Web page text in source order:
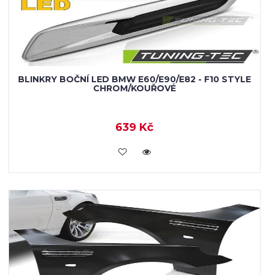
BLINKRY BOČNÍ LED BMW E60/E90/E82 - F10 STYLE
CHROM/KOUŘOVÉ
639 Kč
KOUPIT